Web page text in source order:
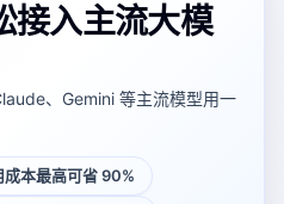
接入主流大模
、Gemini 等主流模型用一
成本最高可省 90%